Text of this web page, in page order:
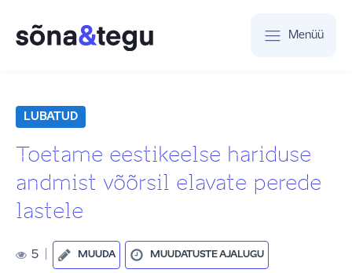
Menüü
LUBATUD
Toetame eestikeelse hariduse
andmist võõrsil elavate perede
lastele
5 MUUDA MUUDATUSTE AJALUGU